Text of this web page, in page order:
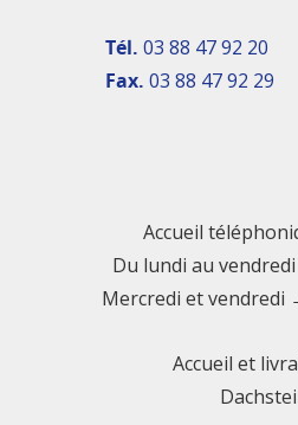
Tél. 03 88 47 92 20
Fax. 03 88 47 92 29
Accueil
Du lundi au
Mercredi et vendredi
Accueil et